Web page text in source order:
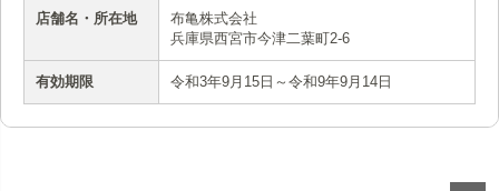
店舗名・所在地
布亀株式会社
兵庫県西宮市今津二葉町2-6
有効期限 令和3年9月15日～令和9年9月14日